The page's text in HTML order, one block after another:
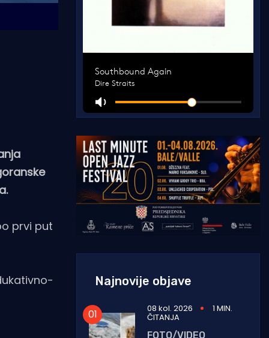
prvi put
Najnovije objave
08 kol. 2026 1 MIN.
ČITANJA
FOTO/VIDEO